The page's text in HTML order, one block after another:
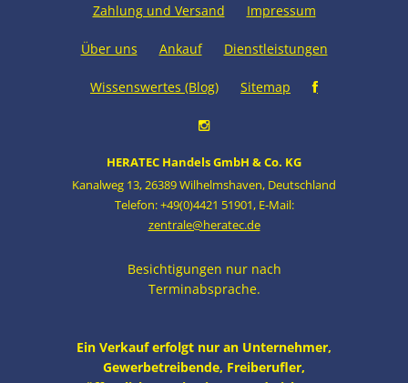
Zahlung und Versand Impressum
Über uns Ankauf Dienstleistungen
Wissenswertes (Blog) Sitemap
HERATEC Handels GmbH & Co. KG
Kanalweg 13, 26389 Wilhelmshaven, Deutschland
Telefon: +49(0)4421 51901, E-Mail:
zentrale@heratec.de
Besichtigungen nur nach
Terminabsprache.
Ein Verkauf erfolgt nur an Unternehmer,
Gewerbetreibende, Freiberufler,